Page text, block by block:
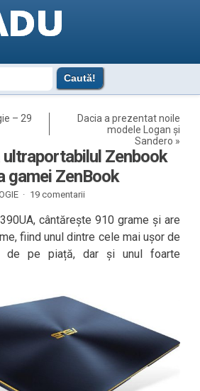
– 29
Dacia a prezentat noile
modele Logan și
Sandero »
Zenbook
gamei ZenBook
· 19 comentarii
cântărește 910 grame și are
fiind unul dintre cele mai ușor de
de pe piață, dar și unul foarte